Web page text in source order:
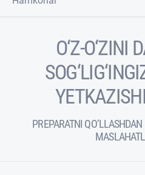
O‘Z-O‘ZINI
PREPARATNI